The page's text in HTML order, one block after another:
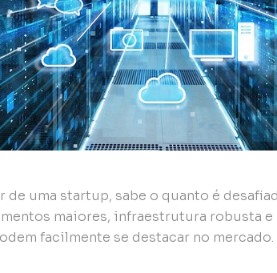
de uma startup, sabe o quanto é
maiores, infraestrutura robusta
facilmente se destacar no mercado.